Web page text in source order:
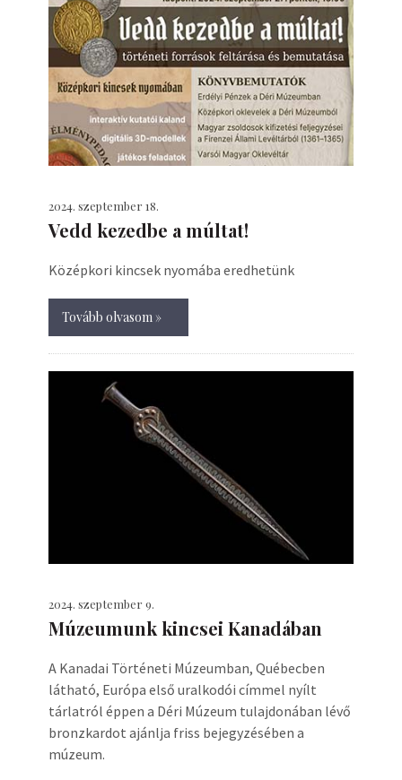
2024. szeptember 18.
Vedd kezedbe a múltat!
Középkori kincsek nyomába eredhetünk
Tovább olvasom »
2024. szeptember 9.
Múzeumunk kincsei Kanadában
A Kanadai Történeti Múzeumban, Québecben
látható, Európa első uralkodói címmel nyílt
tárlatról éppen a Déri Múzeum tulajdonában lévő
bronzkardot ajánlja friss bejegyzésében a
múzeum.